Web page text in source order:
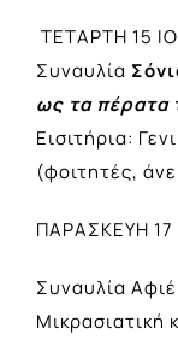
ΤΕΤΑΡΤΗ 15
Συναυλία
ως τα πέρατα
Εισιτήρια:
(φοιτητές,
ΠΑΡΑΣΚΕΥΗ 17
Συναυλία
Μικρασιατική